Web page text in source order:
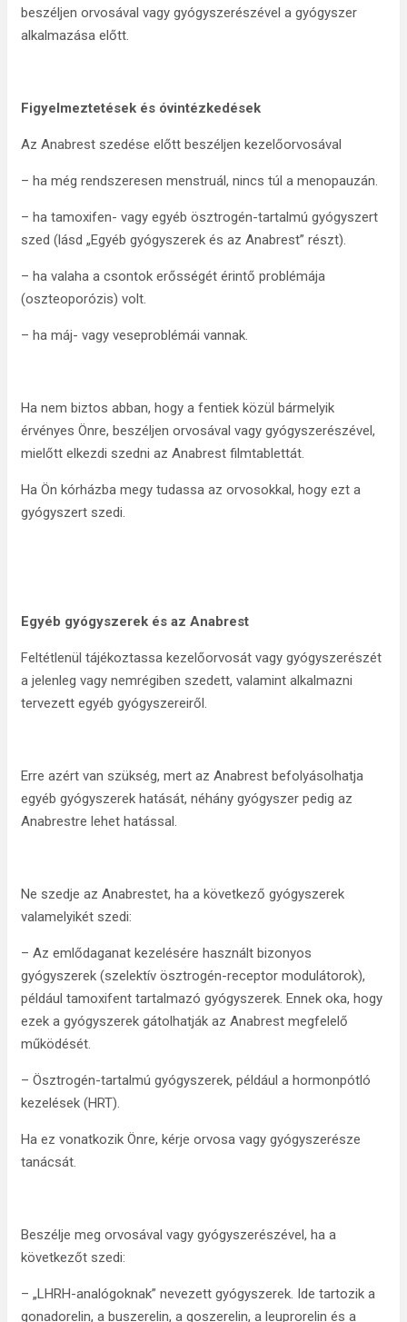
beszéljen orvosával vagy gyógyszerészével a gyógyszer
alkalmazása előtt.
Figyelmeztetések és óvintézkedések
Az Anabrest szedése előtt beszéljen kezelőorvosával
– ha még rendszeresen menstruál, nincs túl a menopauzán.
– ha tamoxifen- vagy egyéb ösztrogén-tartalmú gyógyszert
szed (lásd „Egyéb gyógyszerek és az Anabrest” részt).
– ha valaha a csontok erősségét érintő problémája
(oszteoporózis) volt.
– ha máj- vagy veseproblémái vannak.
Ha nem biztos abban, hogy a fentiek közül bármelyik
érvényes Önre, beszéljen orvosával vagy gyógyszerészével,
mielőtt elkezdi szedni az Anabrest filmtablettát.
Ha Ön kórházba megy tudassa az orvosokkal, hogy ezt a
gyógyszert szedi.
Egyéb gyógyszerek és az Anabrest
Feltétlenül tájékoztassa kezelőorvosát vagy gyógyszerészét
a jelenleg vagy nemrégiben szedett, valamint alkalmazni
tervezett egyéb gyógyszereiről.
Erre azért van szükség, mert az Anabrest befolyásolhatja
egyéb gyógyszerek hatását, néhány gyógyszer pedig az
Anabrestre lehet hatással.
Ne szedje az Anabrestet, ha a következő gyógyszerek
valamelyikét szedi:
– Az emlődaganat kezelésére használt bizonyos
gyógyszerek (szelektív ösztrogén-receptor modulátorok),
például tamoxifent tartalmazó gyógyszerek. Ennek oka, hogy
ezek a gyógyszerek gátolhatják az Anabrest megfelelő
működését.
– Ösztrogén-tartalmú gyógyszerek, például a hormonpótló
kezelések (HRT).
Ha ez vonatkozik Önre, kérje orvosa vagy gyógyszerésze
tanácsát.
Beszélje meg orvosával vagy gyógyszerészével, ha a
következőt szedi:
– „LHRH-analógoknak” nevezett gyógyszerek. Ide tartozik a
gonadorelin, a buszerelin, a goszerelin, a leuprorelin és a